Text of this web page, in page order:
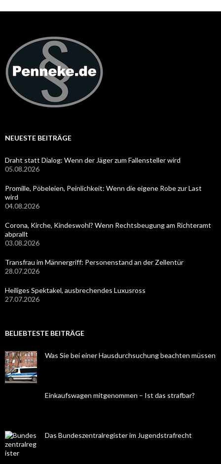
NEUESTE BEITRÄGE
Draht statt Dialog: Wenn der Jäger zum Fallensteller wird
05.08.2026
Promille, Pöbeleien, Peinlichkeit: Wenn die eigene Robe zur Last
wird
04.08.2026
Corona, Kirche, Kindeswohl? Wenn Rechtsbeugung am Richteramt
abprallt
03.08.2026
Transfrau im Männergriff: Personenstand an der Zellentür
28.07.2026
Heiliges Spektakel, ausbrechendes Luxusross
27.07.2026
BELIEBTESTE BEITRÄGE
Was Sie bei einer Hausdurchsuchung beachten müssen
Einkaufswagen mitgenommen – Ist das strafbar?
Das Bundeszentralregister im Jugendstrafrecht